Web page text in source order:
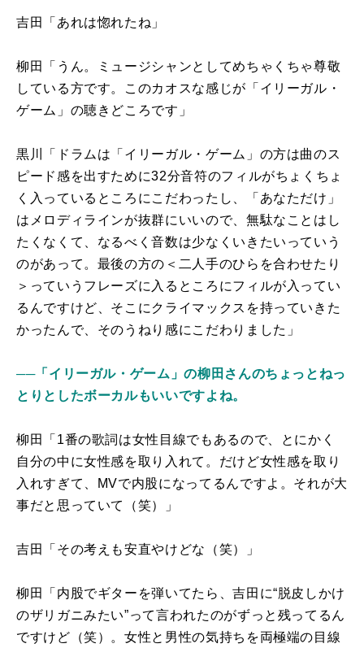
吉田「あれは惚れたね」
柳田「うん。ミュージシャンとしてめちゃくちゃ尊敬
している方です。このカオスな感じが「イリーガル・
ゲーム」の聴きどころです」
黒川「ドラムは「イリーガル・ゲーム」の方は曲のス
ピード感を出すために32分音符のフィルがちょくちょ
く入っているところにこだわったし、「あなただけ」
はメロディラインが抜群にいいので、無駄なことはし
たくなくて、なるべく音数は少なくいきたいっていう
のがあって。最後の方の＜二人手のひらを合わせたり
＞っていうフレーズに入るところにフィルが入ってい
るんですけど、そこにクライマックスを持っていきた
かったんで、そのうねり感にこだわりました」
──「イリーガル・ゲーム」の柳田さんのちょっとねっ
とりとしたボーカルもいいですよね。
柳田「1番の歌詞は女性目線でもあるので、とにかく
自分の中に女性感を取り入れて。だけど女性感を取り
入れすぎて、MVで内股になってるんですよ。それが大
事だと思っていて（笑）」
吉田「その考えも安直やけどな（笑）」
柳田「内股でギターを弾いてたら、吉田に“脱皮しかけ
のザリガニみたい”って言われたのがずっと残ってるん
ですけど（笑）。女性と男性の気持ちを両極端の目線